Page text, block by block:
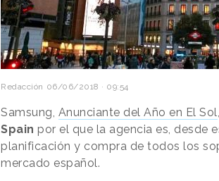
Redacción 06/06/2018 · 09:54
Samsung, Anunciante del Año en El Sol
Spain por el que la agencia es, desde
planificación y compra de todos los
mercado español.